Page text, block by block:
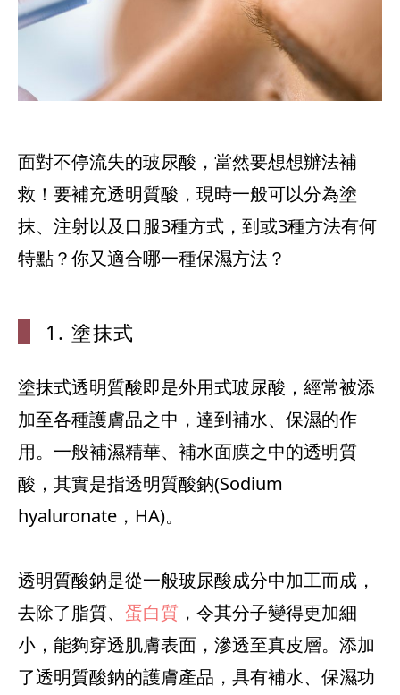
面對不停流失的玻尿酸，當然要想想辦法補
救！要補充透明質酸，現時一般可以分為塗
抹、注射以及口服3種方式，到或3種方法有何
特點？你又適合哪一種保濕方法？
1. 塗抹式
塗抹式透明質酸即是外用式玻尿酸，經常被添
加至各種護膚品之中，達到補水、保濕的作
用。一般補濕精華、補水面膜之中的透明質
酸，其實是指透明質酸鈉(Sodium
hyaluronate，HA)。
透明質酸鈉是從一般玻尿酸成分中加工而成，
去除了脂質、 蛋白質 ，令其分子變得更加細
小，能夠穿透肌膚表面，滲透至真皮層。添加
了透明質酸鈉的護膚產品，具有補水、保濕功